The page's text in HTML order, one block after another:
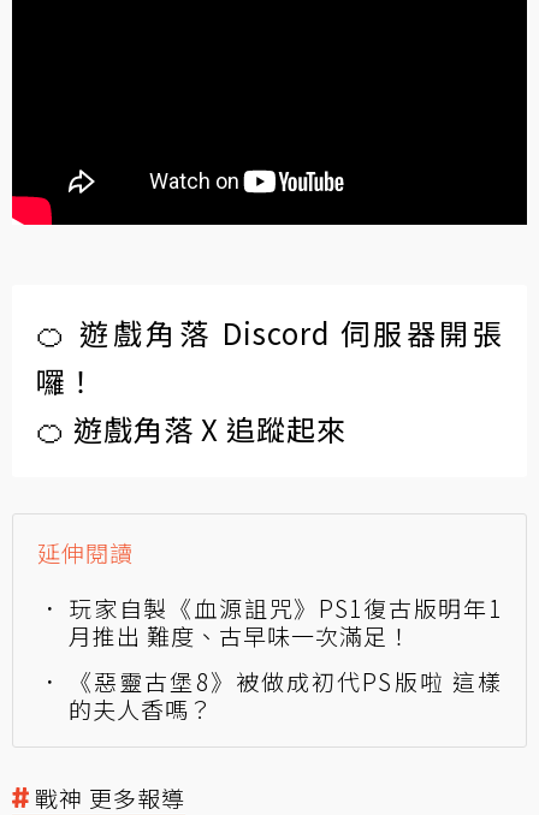
🍊 遊戲角落 Discord 伺服器開張
囉！
🍊 遊戲角落 X 追蹤起來
延伸閱讀
玩家自製《血源詛咒》PS1復古版明年1
月推出 難度、古早味一次滿足！
《惡靈古堡8》被做成初代PS版啦 這樣
的夫人香嗎？
戰神 更多報導